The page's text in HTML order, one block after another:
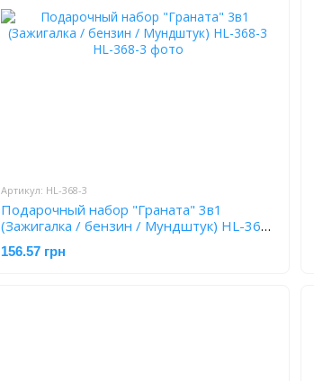
Артикул: HL-368-3
Подарочный набор "Граната" 3в1
(Зажигалка / бензин / Мундштук) HL-368-
3
156.57 грн